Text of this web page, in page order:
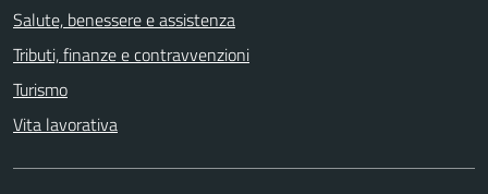
Salute, benessere e assistenza
Tributi, finanze e contravvenzioni
Turismo
Vita lavorativa